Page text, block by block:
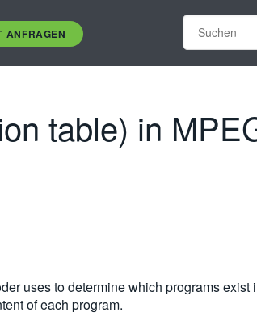
ANFRAGEN
table) in
uses to determine which programs exist
of each program.